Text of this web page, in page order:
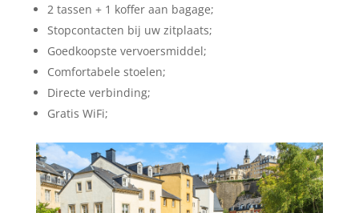
2 tassen + 1 koffer aan bagage;
Stopcontacten bij uw zitplaats;
Goedkoopste vervoersmiddel;
Comfortabele stoelen;
Directe verbinding;
Gratis WiFi;